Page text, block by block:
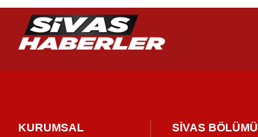
KURUMSAL SİVAS BÖLÜMÜ